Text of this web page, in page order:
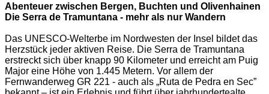
Abenteuer zwischen Bergen, Buchten und Olivenhainen
Die Serra de Tramuntana - mehr als nur Wandern
Das UNESCO-Welterbe im Nordwesten der Insel bildet das
Herzstück jeder aktiven Reise. Die Serra de Tramuntana
erstreckt sich über knapp 90 Kilometer und erreicht am Puig
Major eine Höhe von 1.445 Metern. Vor allem der
Fernwanderweg GR 221 - auch als „Ruta de Pedra en Sec”